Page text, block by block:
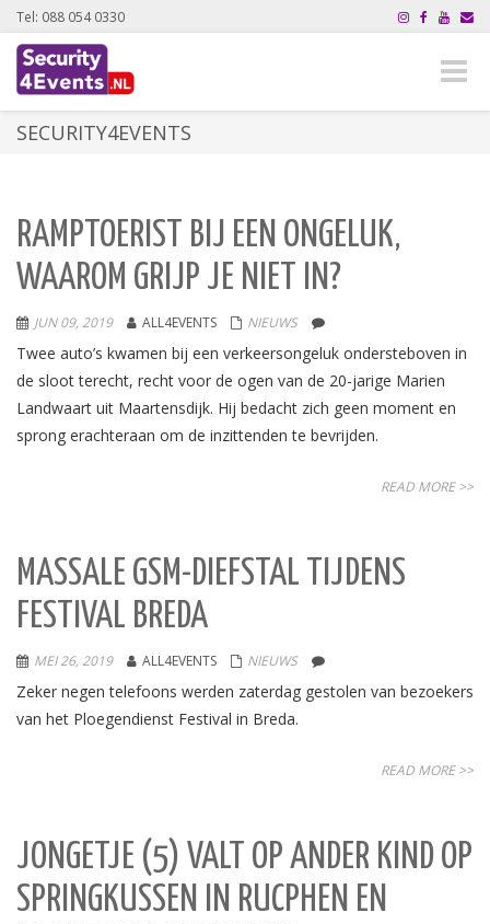
Tel: 088 054 0330
Toggle
SECURITY4EVENTS
RAMPTOERIST BIJ EEN ONGELUK,
WAAROM GRIJP JE NIET IN?
JUN 09, 2019 ALL4EVENTS NIEUWS
Twee auto’s kwamen bij een verkeersongeluk ondersteboven in
de sloot terecht, recht voor de ogen van de 20-jarige Marien
Landwaart uit Maartensdijk. Hij bedacht zich geen moment en
sprong erachteraan om de inzittenden te bevrijden.
READ MORE >>
MASSALE GSM-DIEFSTAL TIJDENS
FESTIVAL BREDA
MEI 26, 2019 ALL4EVENTS NIEUWS
Zeker negen telefoons werden zaterdag gestolen van bezoekers
van het Ploegendienst Festival in Breda.
READ MORE >>
JONGETJE (5) VALT OP ANDER KIND OP
SPRINGKUSSEN IN RUCPHEN EN